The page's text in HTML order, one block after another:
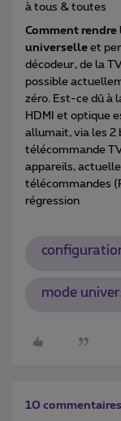
à tous & toutes
Comment
universelle et
décodeur, de la
possible
zéro. Est-ce dû à
HDMI et optique
allumait, via les 2
télécommande
appareils,
télécommandes
régression
mode
10 commentaires